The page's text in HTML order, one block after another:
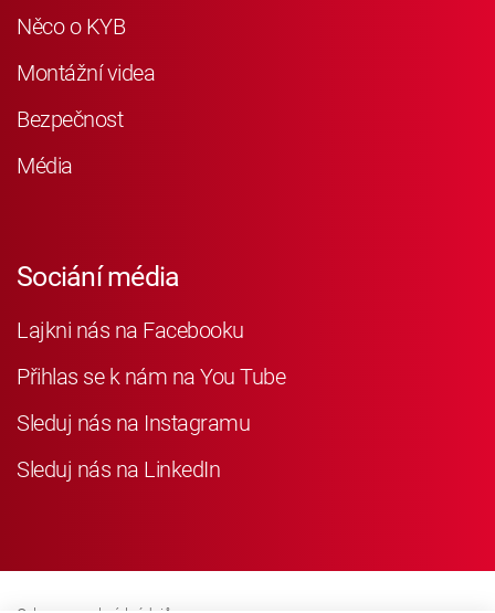
Něco o KYB
Montážní videa
Bezpečnost
Média
Sociání média
Lajkni nás na Facebooku
Přihlas se k nám na You Tube
Sleduj nás na Instagramu
Sleduj nás na LinkedIn